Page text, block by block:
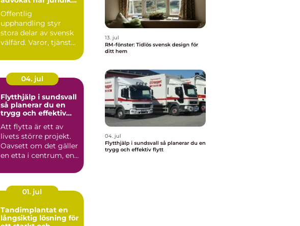
Offentlig
upphandling styr
stora delar av svensk
välfärd. Varor, tjänster
köps in ...
04. jul
Flytthjälp i sundsvall
så planerar du en
trygg och effektiv
Att flytta är ett av
livets större projekt.
Oavsett om det gäller
en etta i centrum, en
01. jul
Tandimplantat en
långsiktig lösning för
13. jul
RM-fönster: Tidlös svensk design för
ditt hem
04. jul
Flytthjälp i sundsvall så planerar du en
trygg och effektiv flytt